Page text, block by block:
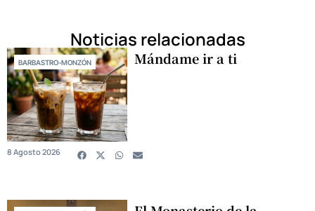
Noticias relacionadas
BARBASTRO-MONZÓN Mándame ir a ti
8 Agosto 2026